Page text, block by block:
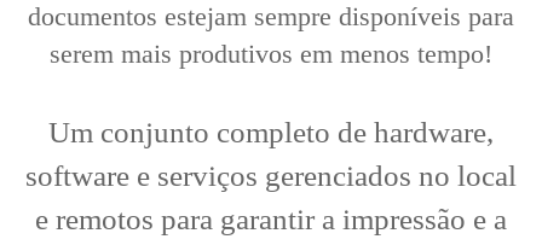
documentos estejam sempre disponíveis para
serem mais produtivos em menos tempo!
Um conjunto completo de hardware,
software e serviços gerenciados no local
e remotos para garantir a impressão e a